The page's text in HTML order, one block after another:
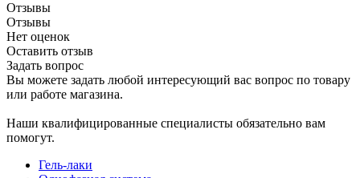
Отзывы
Отзывы
Нет оценок
Оставить отзыв
Задать вопрос
Вы можете задать любой интересующий вас вопрос по товару
или работе магазина.
Наши квалифицированные специалисты обязательно вам
помогут.
Гель-лаки